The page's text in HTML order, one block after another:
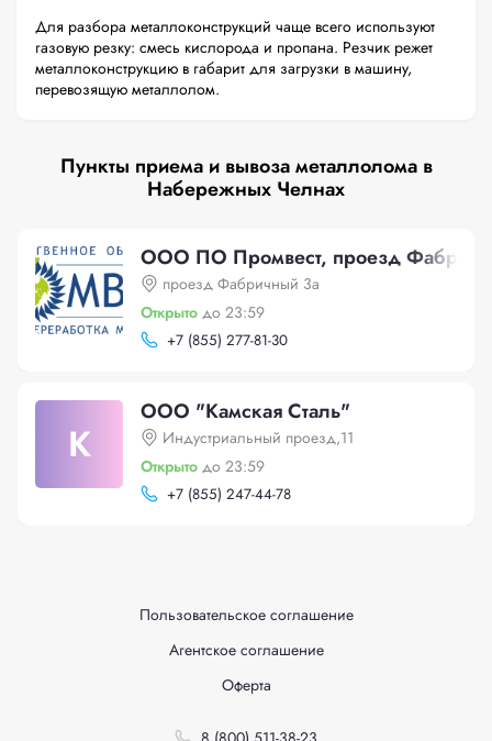
Для разбора металлоконструкций чаще всего используют
газовую резку: смесь кислорода и пропана. Резчик режет
металлоконструкцию в габарит для загрузки в машину,
перевозящую металлолом.
Пункты приема и вывоза металлолома в
Набережных Челнах
ООО ПО Промвест, проезд
проезд Фабричный 3а
Открыто до 23:59
+7 (855) 277-81-30
К
ООО "Камская Сталь"
Индустриальный проезд,11
Открыто до 23:59
+7 (855) 247-44-78
Пользовательское соглашение
Агентское соглашение
Оферта